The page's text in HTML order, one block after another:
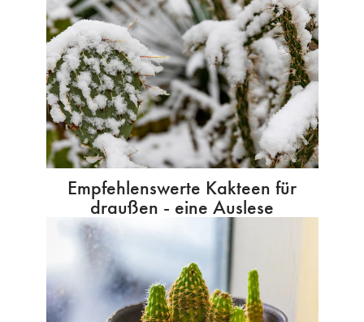
Empfehlenswerte Kakteen für
draußen - eine Auslese